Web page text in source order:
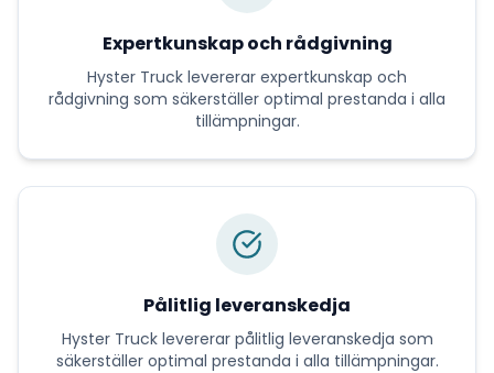
Expertkunskap och rådgivning
Hyster Truck levererar expertkunskap och
rådgivning som säkerställer optimal prestanda i alla
tillämpningar.
Pålitlig leveranskedja
Hyster Trucklevererar pålitlig leveranskedja som
säkerställer optimal prestanda i alla tillämpningar.